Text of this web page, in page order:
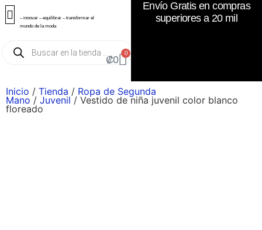
– innovar – equilibrar – transformar el
mundo de la moda
₡0
0
Envío Gratis en compras
superiores a 20 mil
Inicio / Tienda / Ropa de Segunda
Mano / Juvenil / Vestido de niña juvenil color blanco
floreado